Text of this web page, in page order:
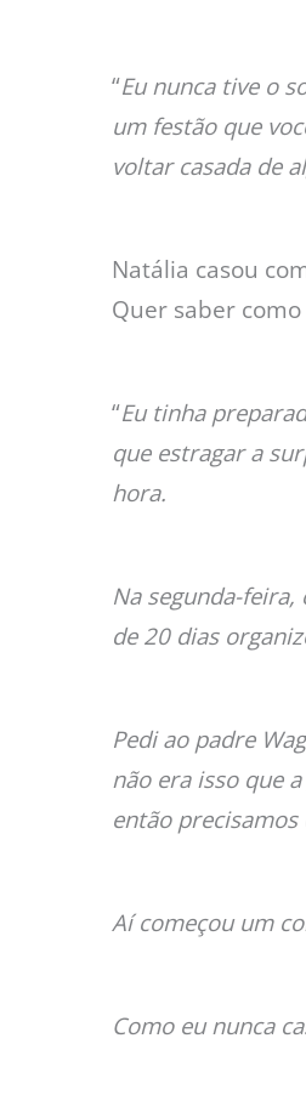
“Eu nunca tive o
um festão que
voltar casada de
Natália casou
Quer saber
“Eu tinha
que estragar a
hora.
Na segunda-
de 20 dias
Pedi ao padre
não era isso que
então
Aí começou um
Como eu nunca